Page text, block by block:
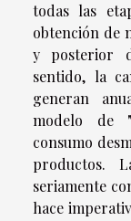
todas las
obtención de
y posterior
sentido, la
generan
modelo de
consumo
productos.
seriamente
hace